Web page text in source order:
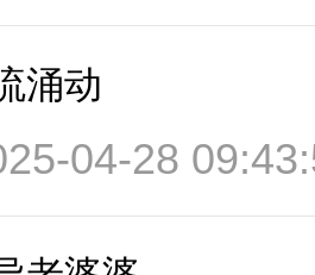
涌动
04-28